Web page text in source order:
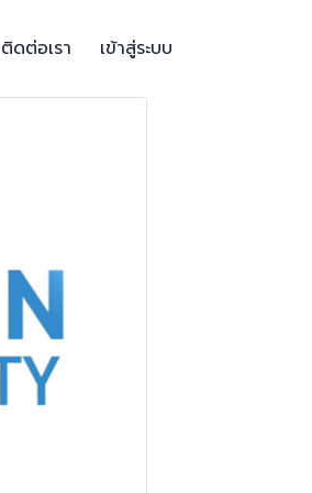
ติดต่อเรา เข้าสู่ระบบ